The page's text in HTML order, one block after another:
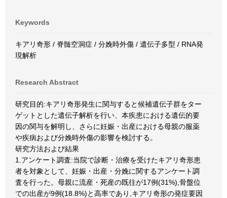
Keywords
キアリ奇形 / 脊髄空洞症 / 分娩時外傷 / 遺伝子多型 / RNA発
現解析
Research Abstract
研究目的:キアリ奇形発生に関与すると候補遺伝子群をター
ゲットとした遺伝子解析を行い、本疾患における遺伝的要
因の関与を解明し、さらに妊娠・出産における母親の服薬
や疾病および分娩時外傷の影響を検討する。
研究方法および結果
1.アンケート調査:当院で診断・治療を受けたキアリ奇形患
者を対象として、妊娠・出産・分娩に関するアンケート調
査を行った。母親に流産・死産の既往が17例(31%),骨盤位
での出産が9例(18.8%)と高率であり,キアリ奇形の発症要因